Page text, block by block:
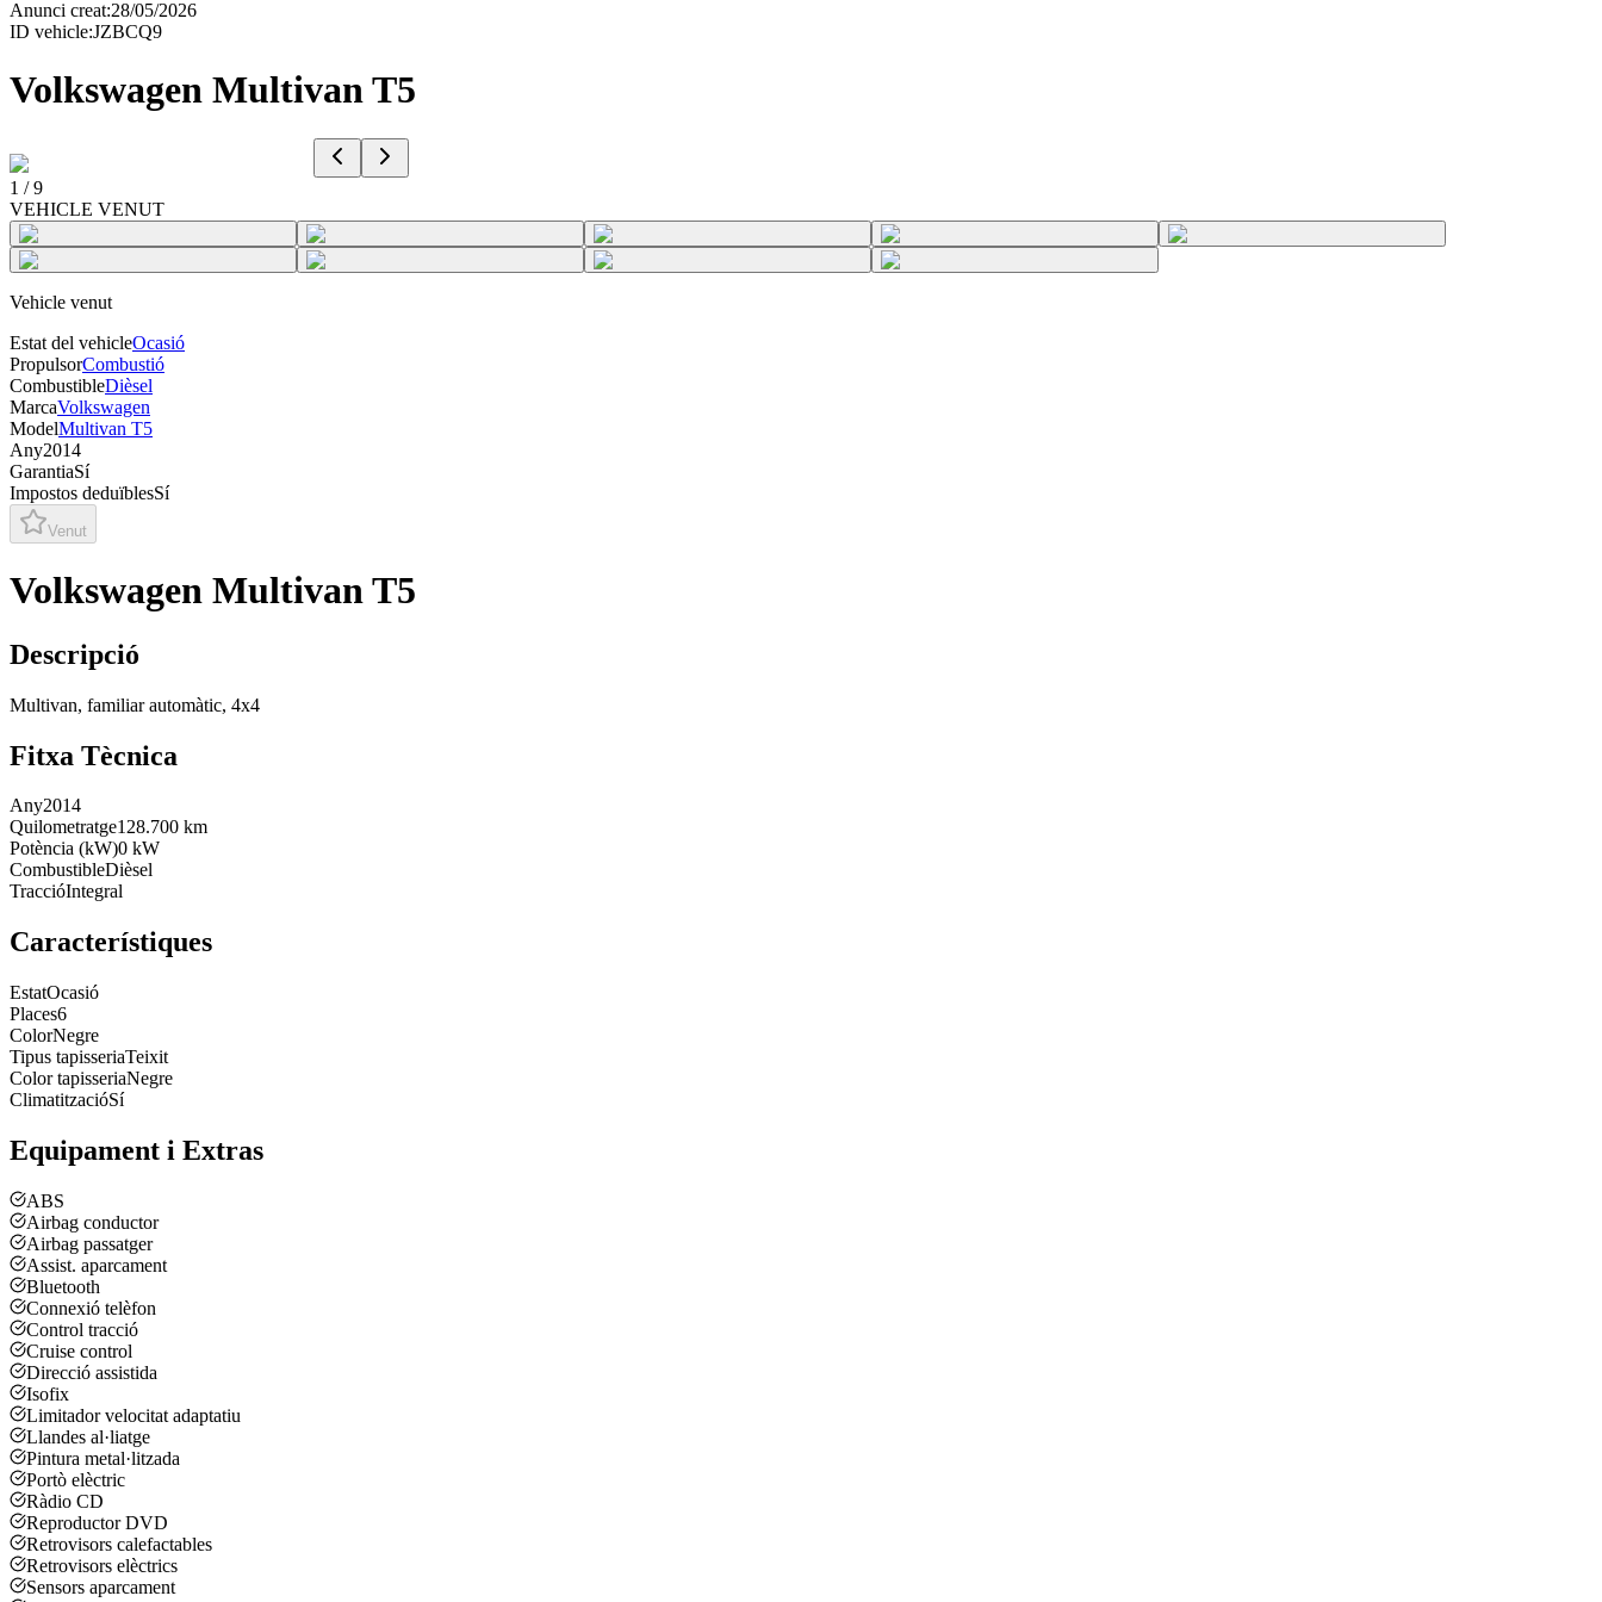
Anunci creat:28/05/2026
ID vehicle:JZBCQ9
Volkswagen Multivan T5
1 /9
VEHICLE VENUT
Vehicle venut
Estat del vehicleOcasió
PropulsorCombustió
CombustibleDièsel
MarcaVolkswagen
ModelMultivan T5
Any2014
GarantiaSí
Impostos deduïblesSí
Venut
Volkswagen Multivan T5
Descripció
Multivan, familiar automàtic, 4x4
Fitxa Tècnica
Any2014
Quilometratge128.700 km
Potència (kW)0 kW
CombustibleDièsel
TraccióIntegral
Característiques
EstatOcasió
Places6
ColorNegre
Tipus tapisseriaTeixit
Color tapisseriaNegre
ClimatitzacióSí
Equipament i Extras
ABS
Airbag conductor
Airbag passatger
Assist. aparcament
Bluetooth
Connexió telèfon
Control tracció
Cruise control
Direcció assistida
Isofix
Limitador velocitat adaptatiu
Llandes al·liatge
Pintura metal·litzada
Portò elèctric
Ràdio CD
Reproductor DVD
Retrovisors calefactables
Retrovisors elèctrics
Sensors aparcament